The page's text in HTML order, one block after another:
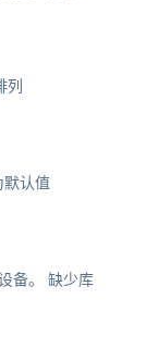
列
认值
备。 缺少库